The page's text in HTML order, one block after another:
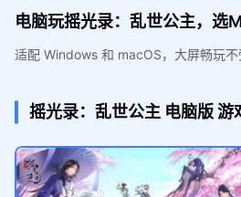
电脑玩摇光录：乱世公主，选
适配 Windows 和 macOS，大屏畅玩不
摇光录：乱世公主 电脑版游